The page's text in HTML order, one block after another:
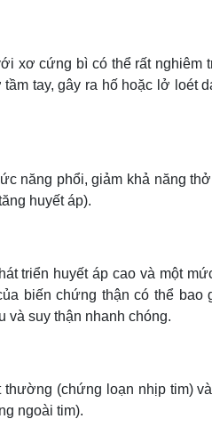
xơ cứng bì có thể rất nghiêm
tay, gây ra hố hoặc lở loét
năng phổi, giảm khả năng
huyết áp).
triển huyết áp cao và một
biến chứng thận có thể bao
và suy thận nhanh chóng.
(chứng loạn nhịp tim)
ngoài tim).